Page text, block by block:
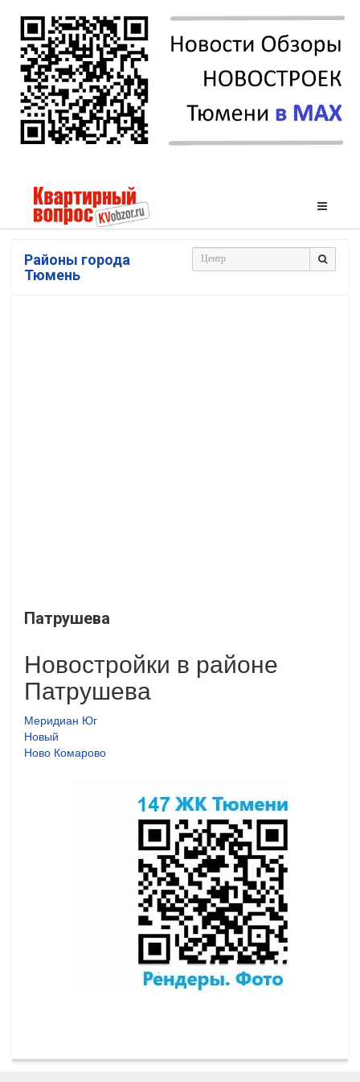
Районы города
Тюмень
Патрушева
Новостройки в районе
Патрушева
Меридиан Юг
Новый
Ново Комарово